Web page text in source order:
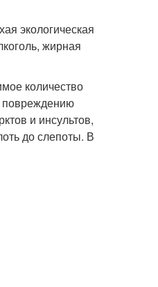
экологическая
жирная
количество
повреждению
и инсультов,
до слепоты. В